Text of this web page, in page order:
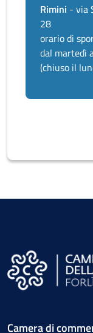
Rimini - via
28
orario di
dal martedì
(chiuso il
Camera di